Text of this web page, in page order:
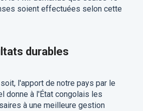
soient effectuées selon cette
durables
l'apport de notre pays par le
donne à l'État congolais les
à une meilleure gestion